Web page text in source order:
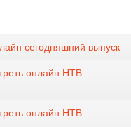
сегодняшний выпуск
онлайн НТВ
онлайн НТВ